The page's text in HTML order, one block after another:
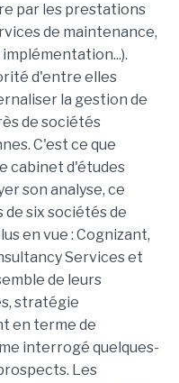
par les prestations
de maintenance,
d'entre elles
la gestion de
de sociétés
C'est ce que
cabinet d'études
son analyse, ce
six sociétés de
en vue : Cognizant,
Services et
de leurs
stratégie
en terme de
interrogé quelques-
Les